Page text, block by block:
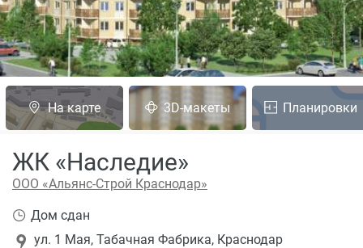
На карте 3D-макеты Планировки
ЖК «Наследие»
ООО «Альянс-Строй Краснодар»
ул. 1 Мая, Табачная Фабрика, Краснодар
Дом сдан